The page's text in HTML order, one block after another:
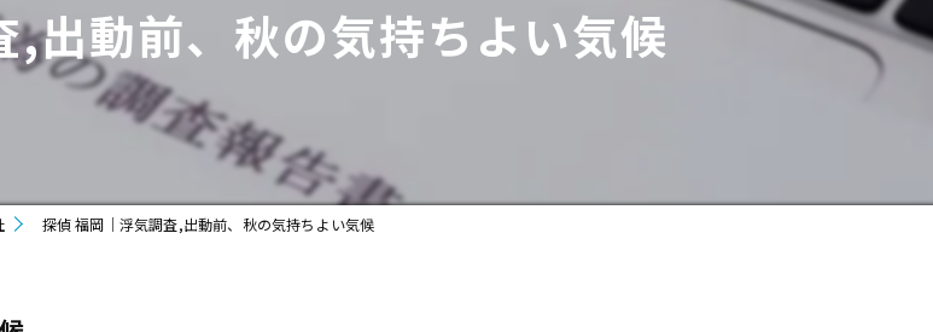
｜西鉄久留米駅より徒歩圏内｜分厚い証拠満載報告書で有名
,出動前、秋の気持ちよい気候
探偵 福岡｜浮気調査,出動前、秋の気持ちよい気候